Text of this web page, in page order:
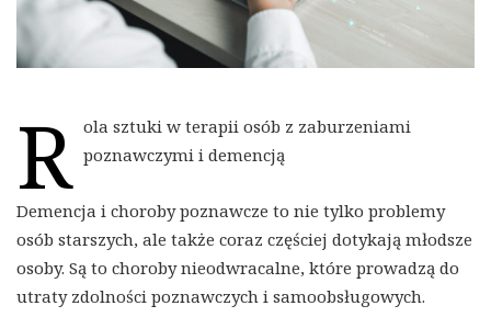
R ola sztuki w terapii osób z zaburzeniami
poznawczymi i demencją
Demencja i choroby poznawcze to nie tylko problemy
osób starszych, ale także coraz częściej dotykają młodsze
osoby. Są to choroby nieodwracalne, które prowadzą do
utraty zdolności poznawczych i samoobsługowych.